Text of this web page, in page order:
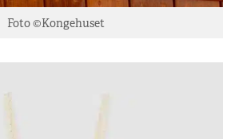
Foto ©Kongehuset